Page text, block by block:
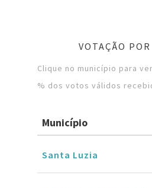
VOTAÇÃO
Clique no município para
% dos votos válidos
Município
Santa Luzia